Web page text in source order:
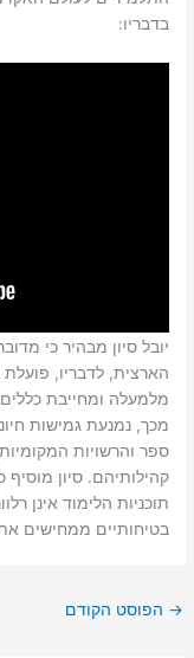
בדבריו:
יובל סיון מבהיר כי
הארצית, לדבריו,
מלמעלה ומחייבת
מכך, נמנעת גמישות
ספר והרשויות
קהילותיהם. סיון
תוכניות הלימוד אינן
בטיחותיים ממחישים
→ הפוסט הקודם